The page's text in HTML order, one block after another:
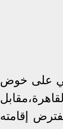
على خوض
القاهرة،مقابل
إقامته